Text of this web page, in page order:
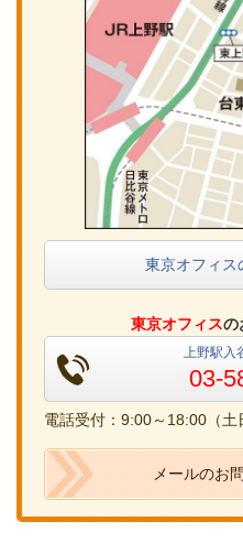
東京オフィス
東京オフィスの
上野駅入
03-
電話受付：9:00～18:00（土
メールのお